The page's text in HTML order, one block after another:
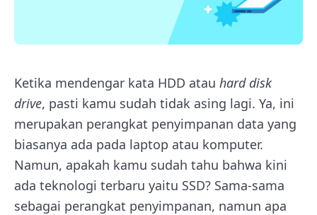
Ketika mendengar kata HDD atau hard disk
drive, pasti kamu sudah tidak asing lagi. Ya, ini
merupakan perangkat penyimpanan data yang
biasanya ada pada laptop atau komputer.
Namun, apakah kamu sudah tahu bahwa kini
ada teknologi terbaru yaitu SSD? Sama-sama
sebagai perangkat penyimpanan, namun apa